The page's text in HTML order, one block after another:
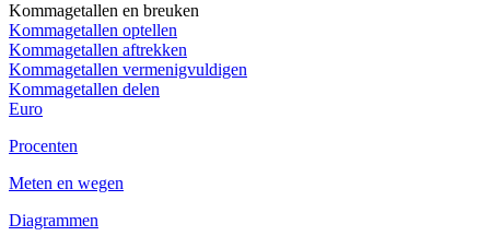
Kommagetallen en breuken
Kommagetallen optellen
Kommagetallen aftrekken
Kommagetallen vermenigvuldigen
Kommagetallen delen
Euro
Procenten
Meten en wegen
Diagrammen